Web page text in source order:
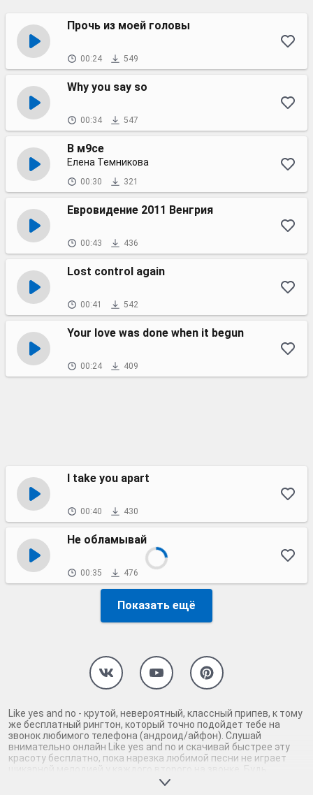
Прочь из моей головы
00:24 549
Why you say so
00:34 547
В м9се
Елена Темникова
00:30 321
Евровидение 2011 Венгрия
00:43 436
Lost control again
00:41 542
Your love was done when it begun
00:24 409
I take you apart
00:40 430
Не обламывай
00:35 476
Показать ещё
Like yes and no - крутой, невероятный, классный припев, к тому
же бесплатный рингтон, который точно подойдет тебе на
звонок любимого телефона (андроид/айфон). Слушай
внимательно онлайн Like yes and no и скачивай быстрее эту
красоту бесплатно, пока нарезка любимой песни не играет
шикарной мелодией у каждого второго на звонке. Будь
первым, кто скачает бесплатно сей шедевр музыки и оценит